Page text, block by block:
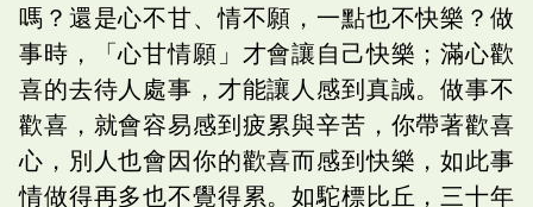
嗎？還是心不甘、情不願，一點也不快樂？做
事時，「心甘情願」才會讓自己快樂；滿心歡
喜的去待人處事，才能讓人感到真誠。做事不
歡喜，就會容易感到疲累與辛苦，你帶著歡喜
心，別人也會因你的歡喜而感到快樂，如此事
情做得再多也不覺得累。如駝標比丘，三十年